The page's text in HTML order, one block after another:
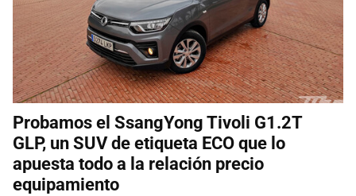
Probamos el SsangYong Tivoli G1.2T
GLP, un SUV de etiqueta ECO que lo
apuesta todo a la relación precio
equipamiento